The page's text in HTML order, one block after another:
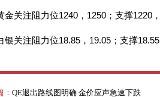
金关注阻力位1240 ， 1250 ；支撑1220 ，
银关注阻力位18.85 ， 19.05 ；支撑18.55
： QE退出路线图明确 金价应声急速下跌